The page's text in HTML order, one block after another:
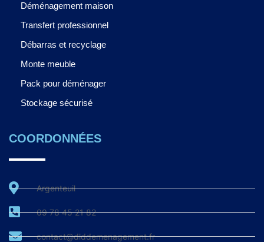
Déménagement maison
Transfert professionnel
Débarras et recyclage
Monte meuble
Pack pour déménager
Stockage sécurisé
COORDONNÉES
Argenteuil
09 78 45 21 82
contact@dlddemenagement.fr